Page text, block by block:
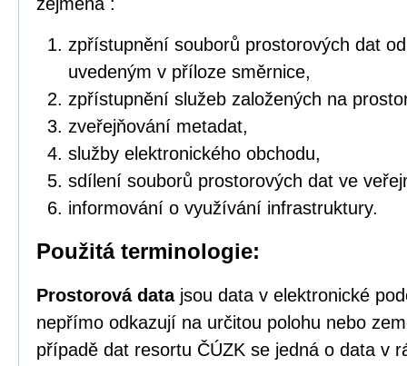
zpřístupnění souborů prostorových dat
uvedeným v příloze směrnice,
zpřístupnění služeb založených na
zveřejňování metadat,
služby elektronického obchodu,
sdílení souborů prostorových dat ve
informování o využívání infrastruktury.
Použitá terminologie:
Prostorová data jsou data v elektronické
nepřímo odkazují na určitou polohu nebo
případě dat resortu ČÚZK se jedná o data v